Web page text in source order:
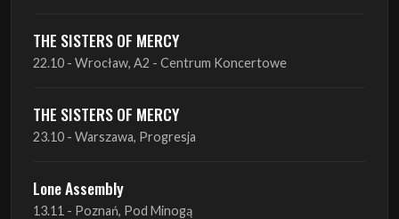
THE SISTERS OF MERCY
Lone Assembly
Lone Assembly
14.11 - Piekary Śląskie, OK Andaluzja